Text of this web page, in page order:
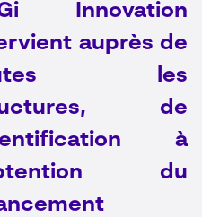
Innovation
auprès de
les
de
à
du